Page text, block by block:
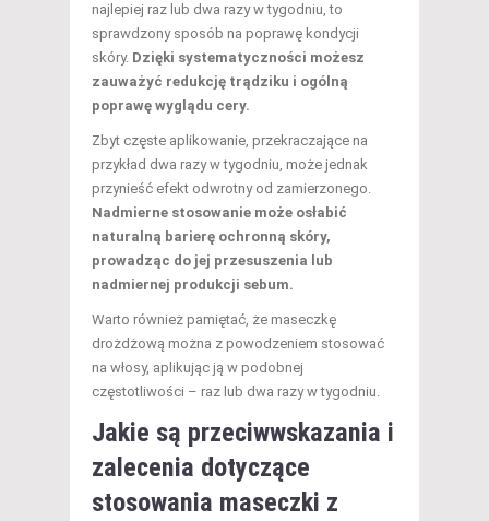
najlepiej raz lub dwa razy w tygodniu, to
sprawdzony sposób na poprawę kondycji
skóry. Dzięki systematyczności możesz
zauważyć redukcję trądziku i ogólną
poprawę wyglądu cery.
Zbyt częste aplikowanie, przekraczające na
przykład dwa razy w tygodniu, może jednak
przynieść efekt odwrotny od zamierzonego.
Nadmierne stosowanie może osłabić
naturalną barierę ochronną skóry,
prowadząc do jej przesuszenia lub
nadmiernej produkcji sebum.
Warto również pamiętać, że maseczkę
drożdżową można z powodzeniem stosować
na włosy, aplikując ją w podobnej
częstotliwości – raz lub dwa razy w tygodniu.
Jakie są przeciwwskazania i
zalecenia dotyczące
stosowania maseczki z